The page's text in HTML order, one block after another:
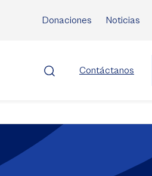
Donaciones Noticias
Contáctanos